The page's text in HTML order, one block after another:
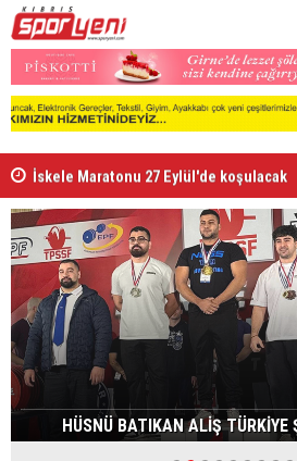
İskele Maratonu 27 Eylül'de koşulacak
HÜSNÜ BATIKAN ALİŞ TÜRKİYE